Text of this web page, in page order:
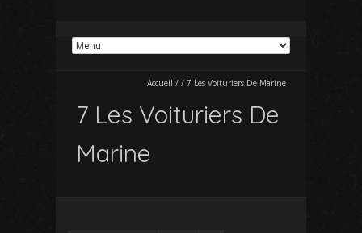
Accueil / / 7 Les Voituriers De Marine
7 Les Voituriers De
Marine